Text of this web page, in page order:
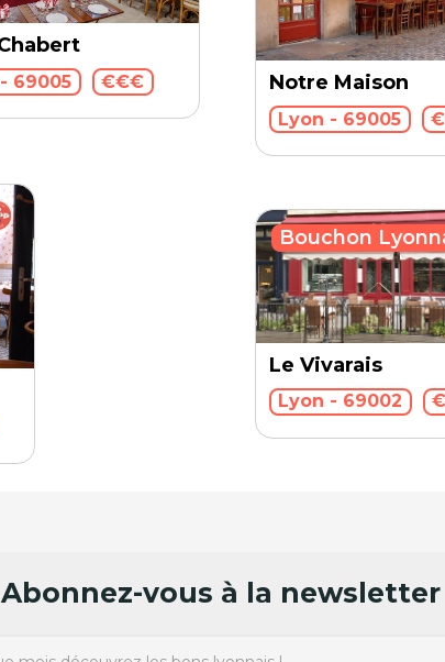
69005 €€€ Notre Maison
Lyon - 69005
Le Vivarais
Lyon - 69002
Bouchon
Abonnez-vous à la newsletter